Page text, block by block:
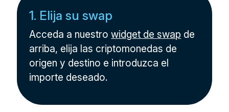
1. Elija su swap
Acceda a nuestrowidget de swap de
arriba, elija las criptomonedas de
origen y destino e introduzca el
importe deseado.